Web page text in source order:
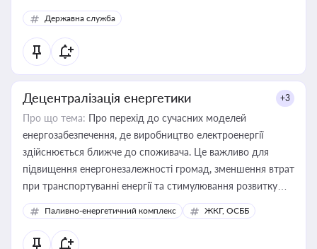
Державна служба
Децентралізація енергетики +3
Про що тема: Про перехід до сучасних моделей
енергозабезпечення, де виробництво електроенергії
здійснюється ближче до споживача. Це важливо для
підвищення енергонезалежності громад, зменшення втрат
при транспортуванні енергії та стимулювання розвитку
відновлюваних джерел
Паливно-енергетичний комплекс ЖКГ, ОСББ